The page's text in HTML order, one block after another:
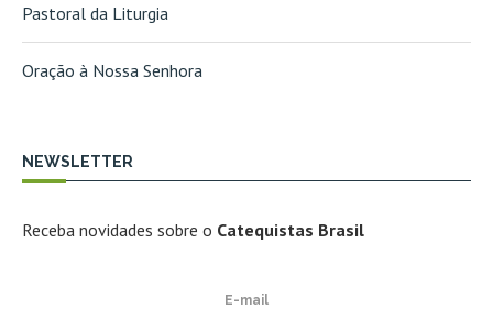
Pastoral da Liturgia
Oração à Nossa Senhora
NEWSLETTER
Receba novidades sobre o Catequistas Brasil
E-mail